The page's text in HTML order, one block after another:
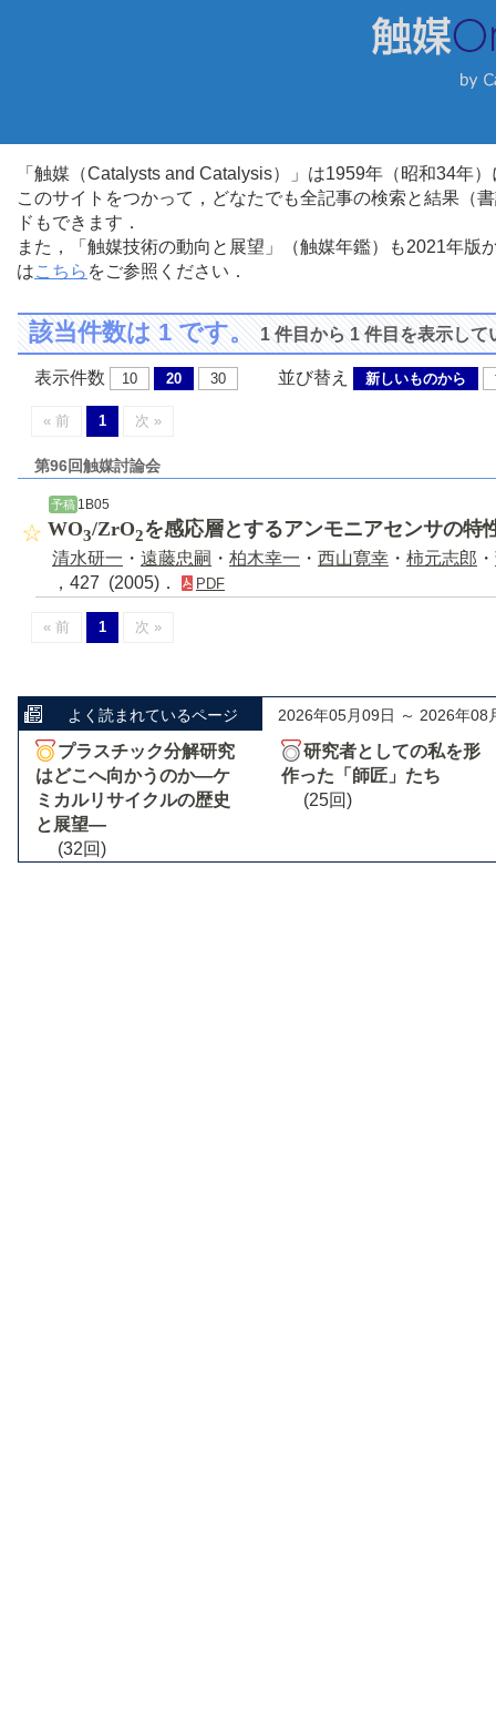
「触媒（Catalysts and Catalysis）」は1959年（昭和34年
このサイトをつかって，どなたでも全記事の検索と結果（
ドもできます．
また，「触媒技術の動向と展望」（触媒年鑑）も2021年
はこちら をご参照ください．
該当件数は 1 です。1 件目から 1 件目を表示して
表示件数 10 20 30 並び替え 新しいものから
« 前 1 次 »
第96回触媒討論会
予稿 1B05
WO3/ZrO2を感応層とするアンモニアセンサの特
清水研一 ・ 遠藤忠嗣 ・ 柏木幸一 ・ 西山寛幸 ・ 柿元志郎 ・
，427 (2005)．
PDF
« 前 1 次 »
よく読まれているページ 2026年05月09日 ～ 2026年08
プラスチック分解研究
はどこへ向かうのか―ケ
ミカルリサイクルの歴史
と展望―
(32回)
研究者としての私を形
作った「師匠」たち
(25回)